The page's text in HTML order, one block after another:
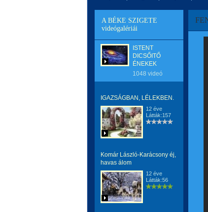
A BÉKE SZIGETE
videógalériái
ISTENT
DICSŐITŐ
ÉNEKEK
1048 videó
IGAZSÁGBAN, LÉLEKBEN.
12 éve
Látták:157
Komár László-Karácsony éj,
havas álom
12 éve
Látták:56